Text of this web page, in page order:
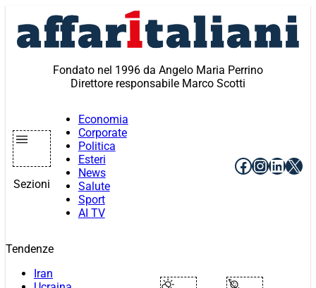
contenuto
Fondato nel 1996 da Angelo Maria Perrino
Direttore responsabile Marco Scotti
Sezioni
Economia
Corporate
Politica
Esteri
News
Salute
Sport
AI TV
Facebook
X
Tendenze
Iran